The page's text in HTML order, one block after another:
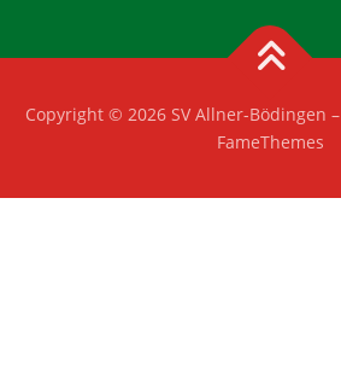
Copyright © 2026 SV Allner-Bödingen –
FameThemes